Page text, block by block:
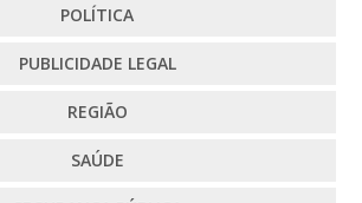
POLÍTICA
PUBLICIDADE LEGAL
REGIÃO
SAÚDE